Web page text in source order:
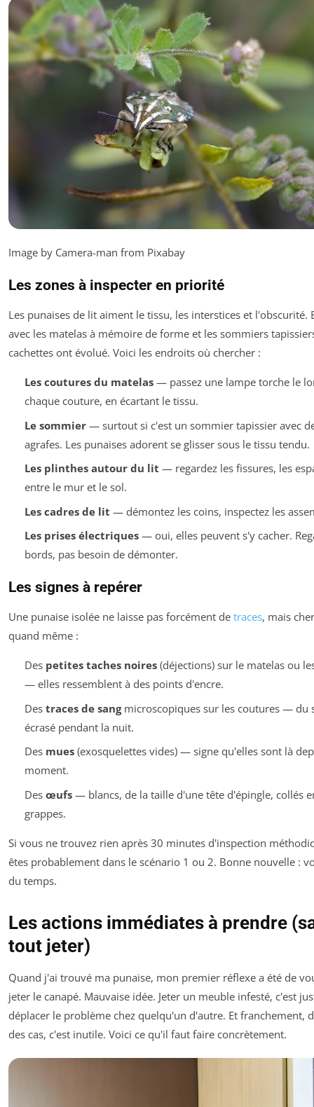
Image by Camera-man from Pixabay
Les zones à inspecter en priorité
Les punaises de lit aiment le tissu, les interstices et l'obscurité.
avec les matelas à mémoire de forme et les sommiers
cachettes ont évolué. Voici les endroits où chercher :
Les coutures du matelas— passez une lampe torche le
chaque couture, en écartant le tissu.
Le sommier— surtout si c'est un sommier tapissier avec
agrafes. Les punaises adorent se glisser sous le tissu tendu.
Les plinthes autour du lit — regardez les fissures, les
entre le mur et le sol.
Les cadres de lit — démontez les coins, inspectez les
Les prises électriques— oui, elles peuvent s'y cacher.
bords, pas besoin de démonter.
Les signes à repérer
Une punaise isolée ne laisse pas forcément de traces, mais
quand même :
Des petites taches noires(déjections) sur le matelas ou
— elles ressemblent à des points d'encre.
Des traces de sangmicroscopiques sur les coutures — du
écrasé pendant la nuit.
Des mues(exosquelettes vides) — signe qu'elles sont là
moment.
Des œufs— blancs, de la taille d'une tête d'épingle, collés
grappes.
Si vous ne trouvez rien après 30 minutes d'inspection
êtes probablement dans le scénario 1 ou 2. Bonne nouvelle :
du temps.
Les actions immédiates à prendre
tout jeter)
Quand j'ai trouvé ma punaise, mon premier réflexe a été de
jeter le canapé. Mauvaise idée. Jeter un meuble infesté, c'est
déplacer le problème chez quelqu'un d'autre. Et franchement,
des cas, c'est inutile. Voici ce qu'il faut faire concrètement.